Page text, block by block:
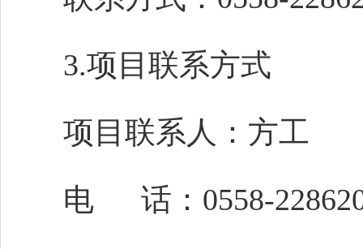
3.项目联系方式
项目联系人：方工
电
话： 0558-